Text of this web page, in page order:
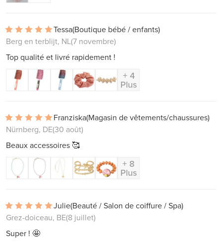
Tessa(Boutique bébé / enfants)
Berg en terblijt, NL(7 novembre)
Top qualité et livré rapidement !
+ 4
Plus
Franziska(Magasin de vêtements/chaussures)
Nürnberg, DE(30 août)
Beaux accessoires 🥰
+ 8
Plus
Julie(Beauté / Salon de coiffure / Spa)
Grez-doiceau, BE(8 juillet)
Super ! 🤩